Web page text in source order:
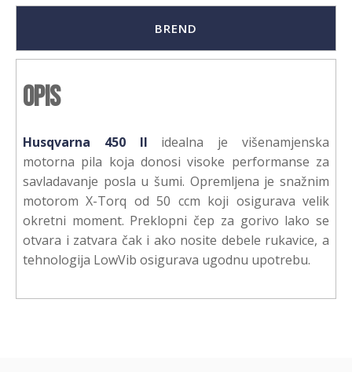
BREND
Opis
Husqvarna 450 II idealna je višenamjenska
motorna pila koja donosi visoke performanse za
savladavanje posla u šumi. Opremljena je snažnim
motorom X-Torq od 50 ccm koji osigurava velik
okretni moment. Preklopni čep za gorivo lako se
otvara i zatvara čak i ako nosite debele rukavice, a
tehnologija LowVib osigurava ugodnu upotrebu.